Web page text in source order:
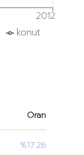
2012
konut
Oran
%17.26